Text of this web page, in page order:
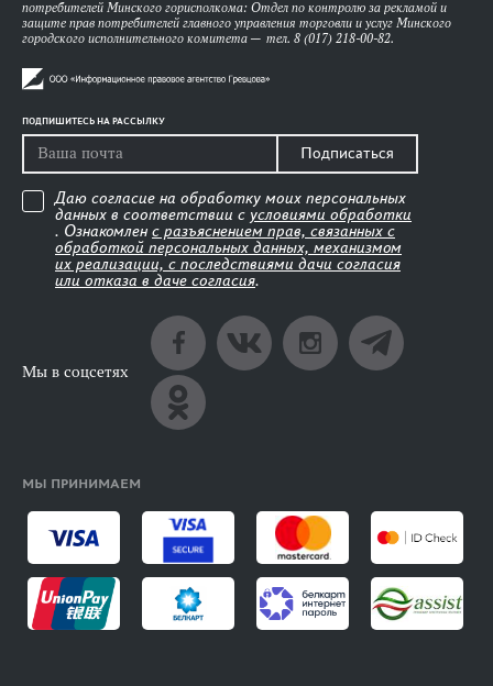
потребителей Минского горисполкома: Отдел по контролю за рекламой и
защите прав потребителей главного управления торговли и услуг Минского
городского исполнительного комитета — тел. 8 (017) 218-00-82.
ПОДПИШИТЕСЬ НА РАССЫЛКУ
Подписаться
Даю согласие на обработку моих персональных
данных в соответствии с условиями обработки
. Ознакомлен с разъяснением прав, связанных с
обработкой персональных данных, механизмом
их реализации, с последствиями дачи согласия
или отказа в даче согласия.
Мы в соцсетях
МЫ ПРИНИМАЕМ